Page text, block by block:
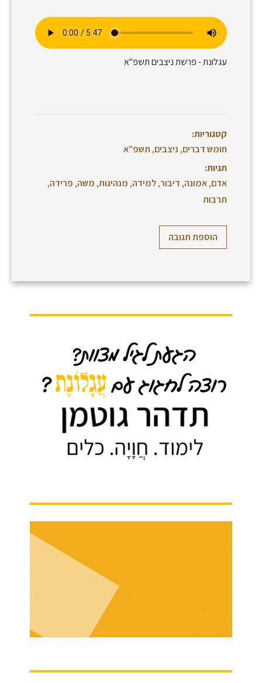
עגלונת - פרשת ניצבים תשפ"א
קטגוריות:
חומש דברים, ניצבים, תשפ"א
תגיות:
אדם,אמונה, דיבור,למידה, מנהיגות, משה, פרידה,
תרבות
הוספת תגובה